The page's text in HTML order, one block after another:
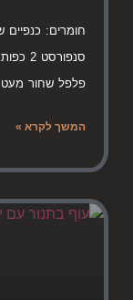
חומרים: כנפיים
פלפל שחור מעט
המשך לקרא »